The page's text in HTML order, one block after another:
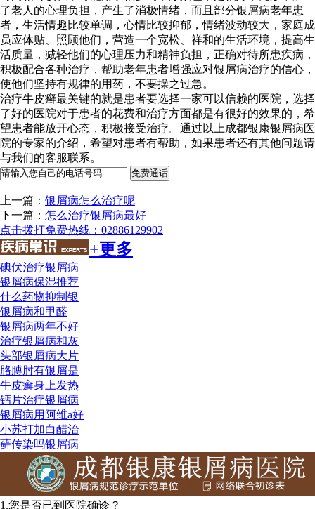
了老人的心理负担，产生了消极情绪，而且部分银屑病老年患
者，生活情趣比较单调，心情比较抑郁，情绪波动较大，家庭成
员应体贴、照顾他们，营造一个宽松、祥和的生活环境，提高生
活质量，减轻他们的心理压力和精神负担，正确对待所患疾病，
积极配合各种治疗，帮助老年患者增强应对银屑病治疗的信心，
使他们坚持有规律的用药，不要操之过急。
治疗牛皮癣最关键的就是患者要选择一家可以信赖的医院，选择
了好的医院对于患者的花费和治疗方面都是有很好的效果的，希
望患者能放开心态，积极接受治疗。通过以上成都银康银屑病医
院的专家的介绍，希望对患者有帮助，如果患者还有其他问题请
与我们的客服联系。
上一篇： 银屑病怎么治疗呢
下一篇： 怎么治疗银屑病最好
点击拨打免费热线：02886129902
+更多
碘伏治疗银屑病
银屑病保湿推荐
什么药物抑制银
银屑病和甲醛
银屑病两年不好
治疗银屑病和灰
头部银屑病大片
胳膊肘有银屑是
牛皮癣身上发热
钙片治疗银屑病
银屑病用阿维a好
小苏打加白醋治
藓传染吗银屑病
1.您是否已到医院确诊？